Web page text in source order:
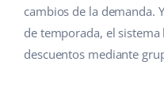
cambios de la demanda.
de temporada, el
descuentos mediante